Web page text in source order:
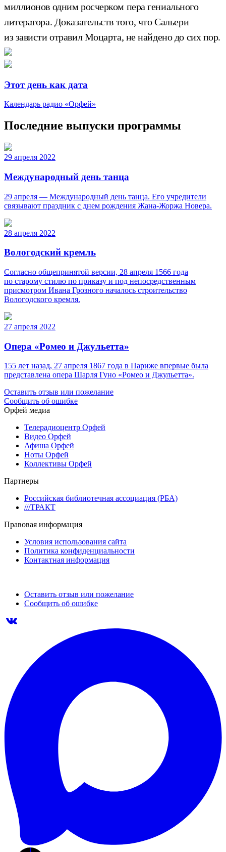
миллионов одним росчерком пера гениального
литератора. Доказательств того, что Сальери
из зависти отравил Моцарта, не найдено до сих пор.
Этот день как дата
Календарь радио «Орфей»
Последние выпуски программы
29 апреля 2022
Международный день танца
29 апреля — Международный день танца. Его учредители
связывают праздник с днем рождения Жана-Жоржа Новера.
28 апреля 2022
Вологодский кремль
Согласно общепринятой версии, 28 апреля 1566 года
по старому стилю по приказу и под непосредственным
присмотром Ивана Грозного началось строительство
Вологодского кремля.
27 апреля 2022
Опера «Ромео и Джульетта»
155 лет назад, 27 апреля 1867 года в Париже впервые была
представлена опера Шарля Гуно «Ромео и Джульетта».
Оставить отзыв или пожелание
Сообщить об ошибке
Орфей медиа
Телерадиоцентр Орфей
Видео Орфей
Афиша Орфей
Ноты Орфей
Коллективы Орфей
Партнеры
Российская библиотечная ассоциация (РБА)
///ТРАКТ
Правовая информация
Условия использования сайта
Политика конфиденциальности
Контактная информация
Оставить отзыв или пожелание
Сообщить об ошибке